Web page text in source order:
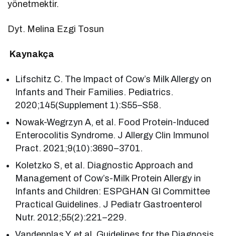
yönetmektir.
Dyt. Melina Ezgi Tosun
Kaynakça
Lifschitz C. The Impact of Cow’s Milk Allergy on
Infants and Their Families. Pediatrics.
2020;145(Supplement 1):S55–S58.
Nowak-Wegrzyn A, et al. Food Protein-Induced
Enterocolitis Syndrome. J Allergy Clin Immunol
Pract. 2021;9(10):3690–3701.
Koletzko S, et al. Diagnostic Approach and
Management of Cow’s-Milk Protein Allergy in
Infants and Children: ESPGHAN GI Committee
Practical Guidelines. J Pediatr Gastroenterol
Nutr. 2012;55(2):221–229.